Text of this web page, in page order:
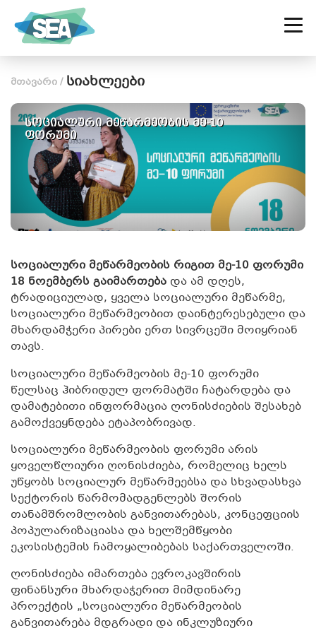
მთავარი / სიახლეები
სოციალური მეწარმეობის მე-10
ფორუმი
სოციალური მეწარმეობის რიგით მე-10 ფორუმი
18 ნოემბერს გაიმართება და ამ დღეს,
ტრადიციულად, ყველა სოციალური მეწარმე,
სოციალური მეწარმეობით დაინტერესებული და
მხარდამჭერი პირები ერთ სივრცეში მოიყრიან
თავს.
სოციალური მეწარმეობის მე-10 ფორუმი
წელსაც ჰიბრიდულ ფორმატში ჩატარდება და
დამატებითი ინფორმაცია ღონისძიების შესახებ
გამოქვეყნდება ეტაპობრივად.
სოციალური მეწარმეობის ფორუმი არის
ყოველწლიური ღონისძიება, რომელიც ხელს
უწყობს სოციალურ მეწარმეებსა და სხვადასხვა
სექტორის წარმომადგენლებს შორის
თანამშრომლობის განვითარებას, კონცეფციის
პოპულარიზაციასა და ხელშემწყობი
ეკოსისტემის ჩამოყალიბებას საქართველოში.
ღონისძიება იმართება ევროკავშირის
ფინანსური მხარდაჭერით მიმდინარე
პროექტის „სოციალური მეწარმეობის
განვითარება მდგრადი და ინკლუზიური